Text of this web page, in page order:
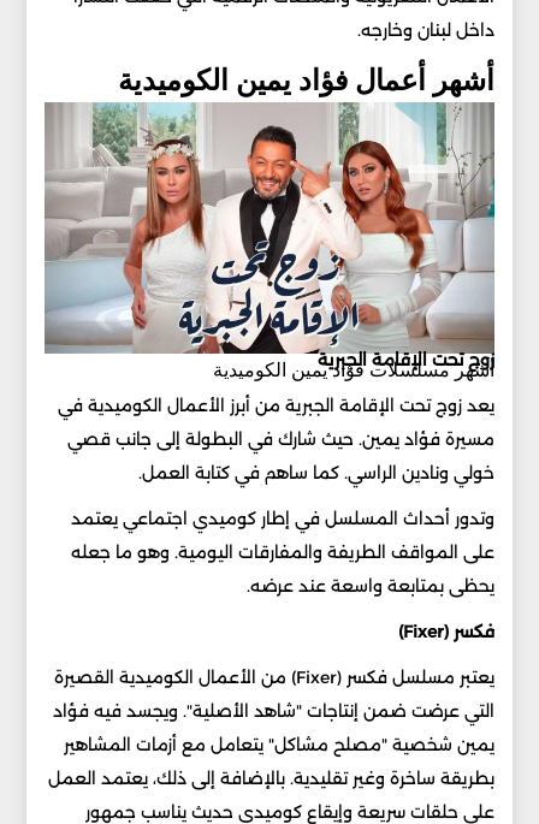
داخل لبنان وخارجه.
أشهر أعمال فؤاد يمين الكوميدية
أشهر مسلسلات فؤاد يمين الكوميدية
زوج تحت الإقامة الجبرية
يعد زوج تحت الإقامة الجبرية من أبرز الأعمال الكوميدية في
مسيرة فؤاد يمين. حيث شارك في البطولة إلى جانب قصي
خولي ونادين الراسي. كما ساهم في كتابة العمل.
وتدور أحداث المسلسل في إطار كوميدي اجتماعي يعتمد
على المواقف الطريفة والمفارقات اليومية. وهو ما جعله
يحظى بمتابعة واسعة عند عرضه.
فكسر (Fixer)
يعتبر مسلسل فكسر (Fixer) من الأعمال الكوميدية القصيرة
التي عرضت ضمن إنتاجات "شاهد الأصلية". ويجسد فيه فؤاد
يمين شخصية "مصلح مشاكل" يتعامل مع أزمات المشاهير
بطريقة ساخرة وغير تقليدية. بالإضافة إلى ذلك، يعتمد العمل
على حلقات سريعة وإيقاع كوميدي حديث يناسب جمهور